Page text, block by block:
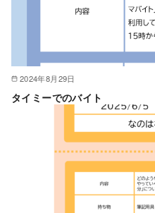
2024年8月29日
タイミーでのバイト